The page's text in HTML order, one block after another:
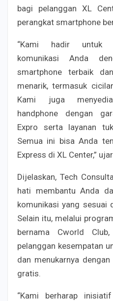
bagi pelanggan XL
perangkat smartphone
“Kami hadir untuk
komunikasi Anda
smartphone terbaik
menarik, termasuk
Kami juga
handphone dengan
Expro serta layanan
Semua ini bisa Anda
Express di XL Center,”
Dijelaskan, Tech
hati membantu Anda
komunikasi yang sesuai
Selain itu, melalui
bernama Cworld
pelanggan kesempatan
dan menukarnya
gratis.
“Kami berharap